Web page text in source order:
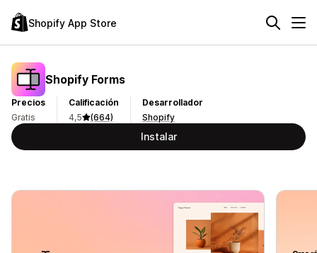
Shopify App Store
Shopify Forms
Precios
Gratis
Calificación
4,5
(664)
Desarrollador
Shopify
Instalar